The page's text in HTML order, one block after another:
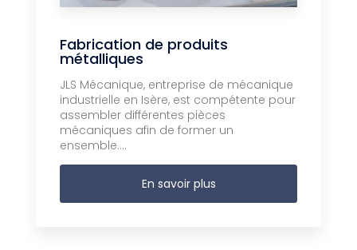
Fabrication de produits
métalliques
JLS Mécanique, entreprise de mécanique
industrielle en Isère, est compétente pour
assembler différentes pièces
mécaniques afin de former un
ensemble....
En savoir plus